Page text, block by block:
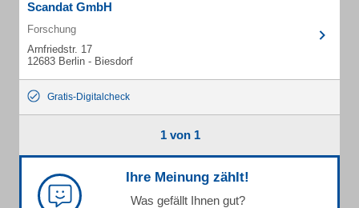
Scandat GmbH
Forschung
Arnfriedstr. 17
12683 Berlin - Biesdorf
Gratis-Digitalcheck
1 von 1
Ihre Meinung zählt!
Was gefällt Ihnen gut?